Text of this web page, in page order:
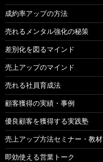
成約率アップの方法
売れるメンタル強化の秘策
差別化を図るマインド
売上アップのマインド
売れる社員育成法
顧客獲得の実績・事例
優良顧客を獲得する実践塾
売上アップ方法セミナー・教材
即効使える営業トーク